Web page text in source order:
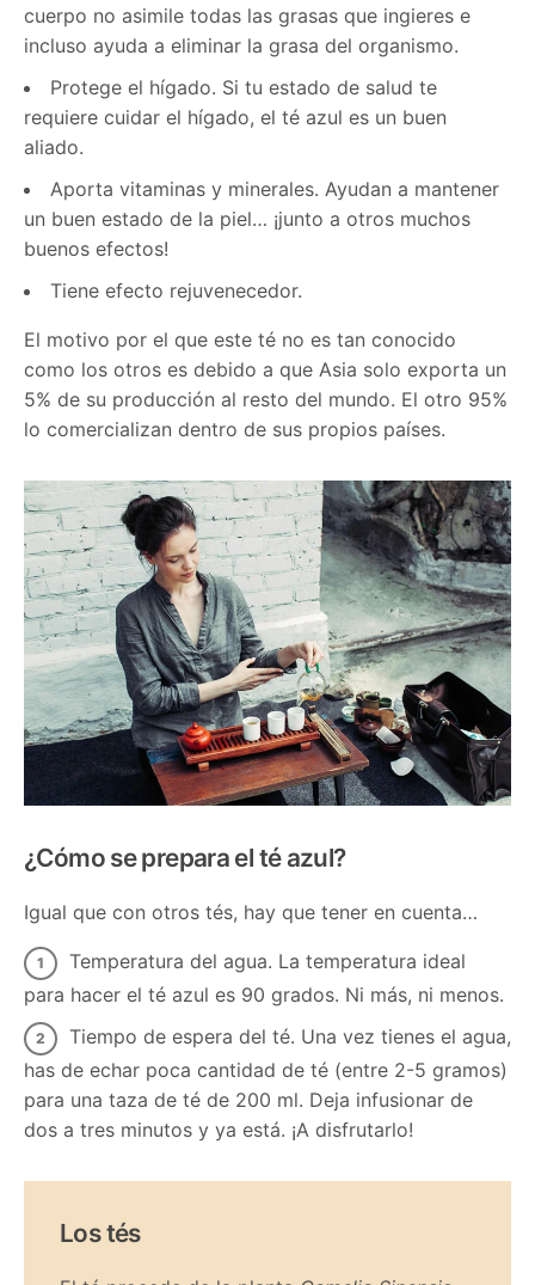
cuerpo no asimile todas las grasas que ingieres e
incluso ayuda a eliminar la grasa del organismo.
Protege el hígado. Si tu estado de salud te
requiere cuidar el hígado, el té azul es un buen
aliado.
Aporta vitaminas y minerales. Ayudan a mantener
un buen estado de la piel… ¡junto a otros muchos
buenos efectos!
Tiene efecto rejuvenecedor.
El motivo por el que este té no es tan conocido
como los otros es debido a que Asia solo exporta un
5% de su producción al resto del mundo. El otro 95%
lo comercializan dentro de sus propios países.
¿Cómo se prepara el té azul?
Igual que con otros tés, hay que tener en cuenta…
Temperatura del agua. La temperatura ideal
para hacer el té azul es 90 grados. Ni más, ni menos.
Tiempo de espera del té. Una vez tienes el agua,
has de echar poca cantidad de té (entre 2-5 gramos)
para una taza de té de 200 ml. Deja infusionar de
dos a tres minutos y ya está. ¡A disfrutarlo!
Los tés